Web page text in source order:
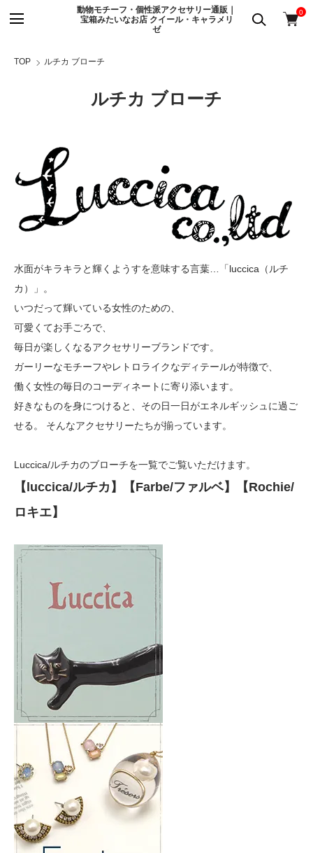
動物モチーフ・個性派アクセサリー通販｜
宝箱みたいなお店 クイール・キャラメリ
ゼ
0
TOP ルチカ ブローチ
ルチカ ブローチ
水面がキラキラと輝くようすを意味する言葉…「luccica（ルチ
カ）」。
いつだって輝いている女性のための、
可愛くてお手ごろで、
毎日が楽しくなるアクセサリーブランドです。
ガーリーなモチーフやレトロライクなディテールが特徴で、
働く女性の毎日のコーディネートに寄り添います。
好きなものを身につけると、その日一日がエネルギッシュに過ご
せる。 そんなアクセサリーたちが揃っています。
Luccica/ルチカのブローチを一覧でご覧いただけます。
【luccica/ルチカ】【Farbe/ファルベ】【Rochie/
ロキエ】